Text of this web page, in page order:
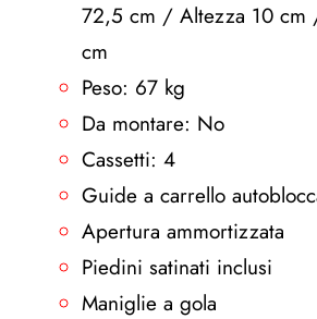
72,5 cm / Altezza 10 cm
cm
Peso: 67 kg
Da montare: No
Cassetti: 4
Guide a carrello
Apertura ammortizzata
Piedini satinati inclusi
Maniglie a gola